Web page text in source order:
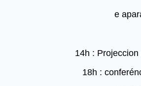
e
14h :
18h :